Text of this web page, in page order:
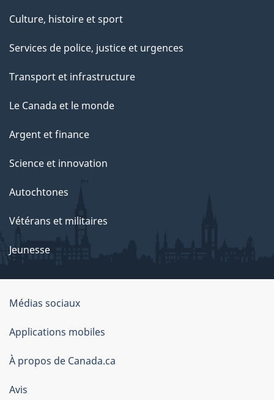
t
e
a
g
Culture, histoire et sport
Services de police, justice et urgences
Transport et infrastructure
Le Canada et le monde
Argent et finance
Science et innovation
Autochtones
Vétérans et militaires
Jeunesse
À
propos
de
ce
Médias sociaux
Applications mobiles
À propos de Canada.ca
Avis